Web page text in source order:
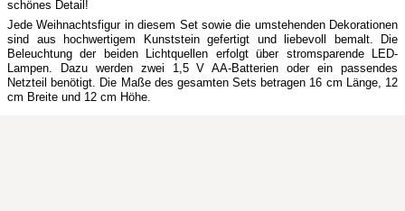
schönes Detail!
Jede Weihnachtsfigur in diesem Set sowie die umstehenden Dekorationen
sind aus hochwertigem Kunststein gefertigt und liebevoll bemalt. Die
Beleuchtung der beiden Lichtquellen erfolgt über stromsparende LED-
Lampen. Dazu werden zwei 1,5 V AA-Batterien oder ein passendes
Netzteil benötigt. Die Maße des gesamten Sets betragen 16 cm Länge, 12
cm Breite und 12 cm Höhe.